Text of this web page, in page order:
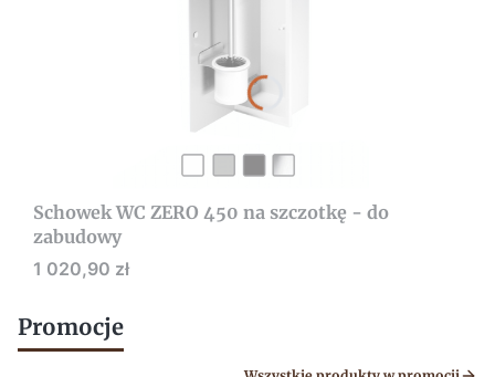
Schowek WC ZERO 450 na szczotkę - do
zabudowy
Cena
1 020,90 zł
Promocje